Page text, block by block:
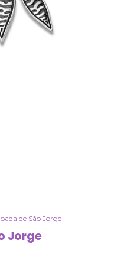
de São Jorge
Jorge